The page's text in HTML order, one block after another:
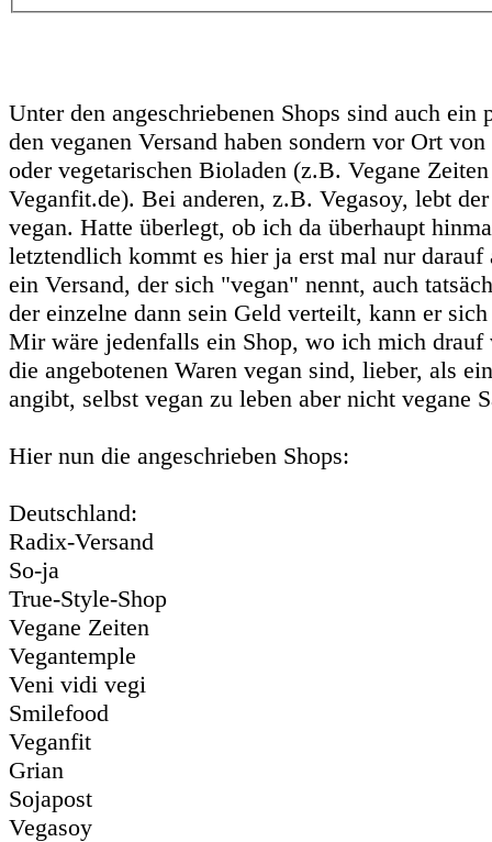
Unter den angeschriebenen Shops sind auch ein
den veganen Versand haben sondern vor Ort
oder vegetarischen Bioladen (z.B. Vegane
Veganfit.de). Bei anderen, z.B. Vegasoy, lebt
vegan. Hatte überlegt, ob ich da überhaupt
letztendlich kommt es hier ja erst mal nur darauf
ein Versand, der sich "vegan" nennt, auch
der einzelne dann sein Geld verteilt, kann er
Mir wäre jedenfalls ein Shop, wo ich mich drauf
die angebotenen Waren vegan sind, lieber, als
angibt, selbst vegan zu leben aber nicht vegane
Hier nun die angeschrieben Shops:
Deutschland:
Radix-Versand
So-ja
True-Style-Shop
Vegane Zeiten
Vegantemple
Veni vidi vegi
Smilefood
Veganfit
Grian
Sojapost
Vegasoy